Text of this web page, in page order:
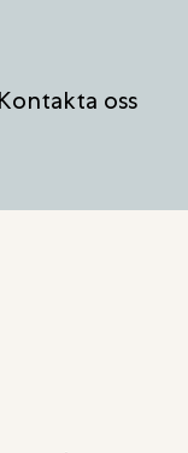
Kontakta oss